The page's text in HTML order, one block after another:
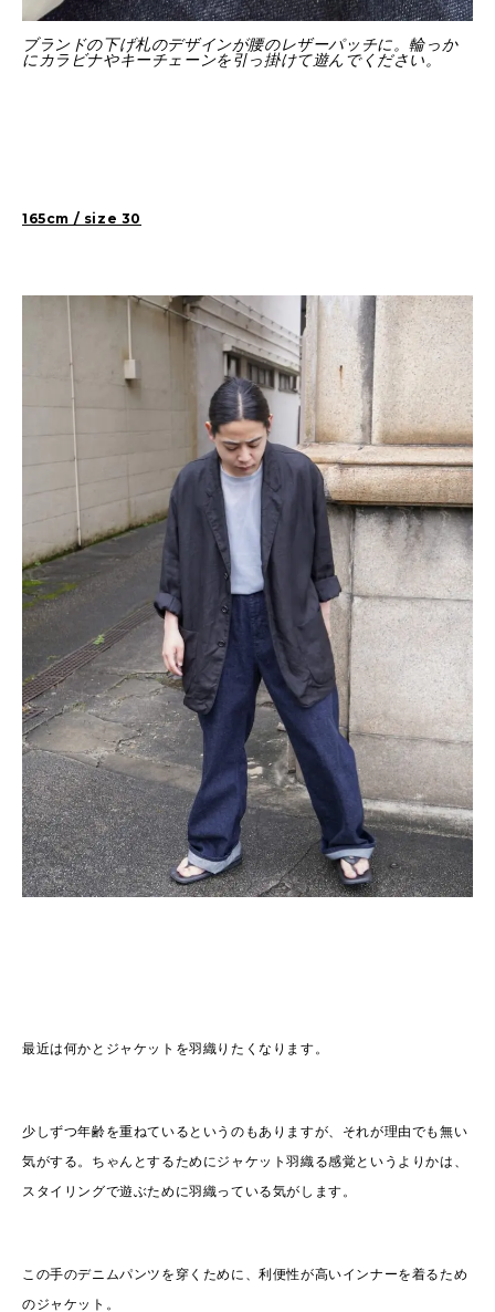
ブランドの下げ札のデザインが腰のレザーパッチに。輪っか
にカラビナやキーチェーンを引っ掛けて遊んでください。
165cm / size 30
最近は何かとジャケットを羽織りたくなります。
少しずつ年齢を重ねているというのもありますが、それが理由でも無い
気がする。ちゃんとするためにジャケット羽織る感覚というよりかは、
スタイリングで遊ぶために羽織っている気がします。
この手のデニムパンツを穿くために、利便性が高いインナーを着るため
のジャケット。